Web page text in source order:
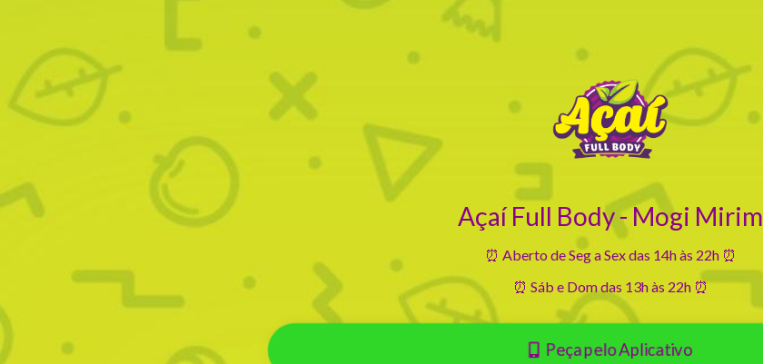
Açaí Full Body - Mogi Mirim
⏰ Aberto de Seg a Sex das 14h às 22h ⏰
⏰ Sáb e Dom das 13h às 22h ⏰
Peça pelo Aplicativo